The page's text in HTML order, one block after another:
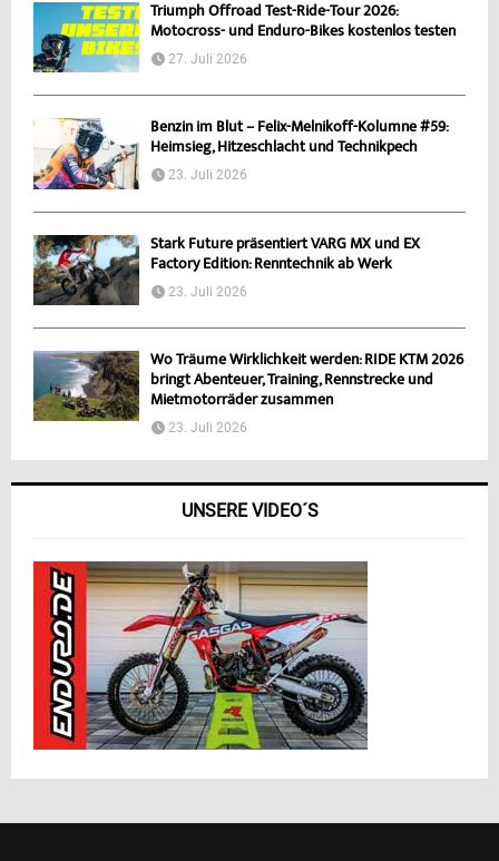
Triumph Offroad Test-Ride-Tour 2026:
Motocross- und Enduro-Bikes kostenlos testen
27. Juli 2026
Benzin im Blut – Felix-Melnikoff-Kolumne #59:
Heimsieg, Hitzeschlacht und Technikpech
23. Juli 2026
Stark Future präsentiert VARG MX und EX
Factory Edition: Renntechnik ab Werk
23. Juli 2026
Wo Träume Wirklichkeit werden: RIDE KTM 2026
bringt Abenteuer, Training, Rennstrecke und
Mietmotorräder zusammen
23. Juli 2026
UNSERE VIDEO´S